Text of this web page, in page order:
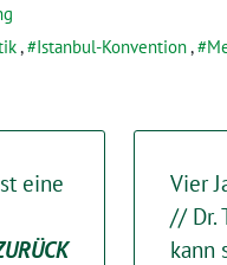
, Istanbul-Konvention,
eine
Vier
// Dr.
kann